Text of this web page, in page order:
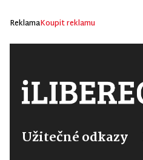
ReklamaKoupit reklamu
Užitečné odkazy